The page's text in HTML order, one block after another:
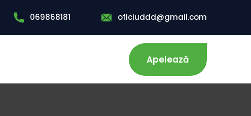
069868181 oficiuddd@gmail.com
Apelează